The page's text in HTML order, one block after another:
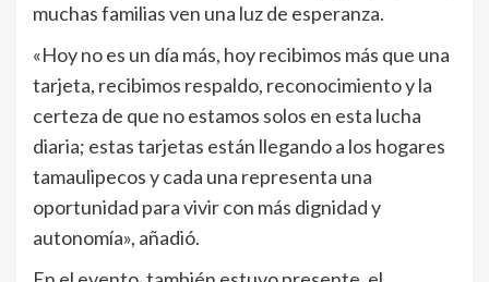
muchas familias ven una luz de esperanza.
«Hoy no es un día más, hoy recibimos más que una
tarjeta, recibimos respaldo, reconocimiento y la
certeza de que no estamos solos en esta lucha
diaria; estas tarjetas están llegando a los hogares
tamaulipecos y cada una representa una
oportunidad para vivir con más dignidad y
autonomía», añadió.